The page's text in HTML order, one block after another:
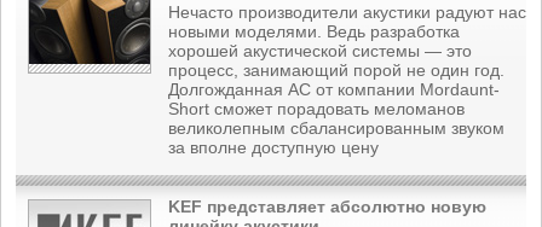
Нечасто производители акустики радуют нас
новыми моделями. Ведь разработка
хорошей акустической системы — это
процесс, занимающий порой не один год.
Долгожданная АС от компании Mordaunt-
Short сможет порадовать меломанов
великолепным сбалансированным звуком
за вполне доступную цену
KEF представляет абсолютно новую